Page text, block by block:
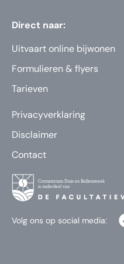
Direct naar:
Uitvaart online bijwonen
Formulieren & flyers
Tarieven
Privacyverklaring
Disclaimer
Contact
Volg ons op social media: